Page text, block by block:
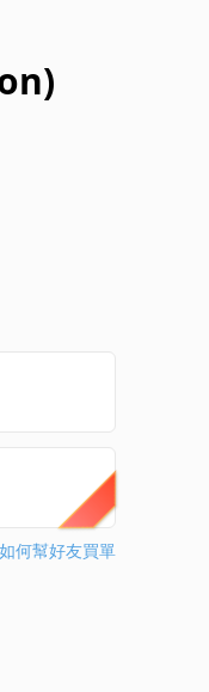
如何幫好友買單